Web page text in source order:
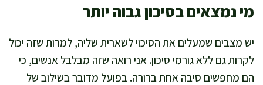
מי נמצאים בסיכון גבוה יותר
יש מצבים שמעלים את הסיכוי לשארית שליה, למרות שזה יכול
לקרות גם ללא גורמי סיכון. אני רואה שזה מבלבל אנשים, כי
הם מחפשים סיבה אחת ברורה. בפועל מדובר בשילוב של